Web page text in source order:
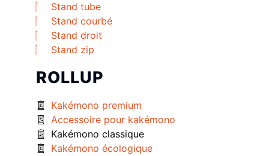
Stand tube
Stand courbé
Stand droit
Stand zip
ROLLUP
Kakémono premium
Accessoire pour kakémono
Kakémono classique
Kakémono écologique